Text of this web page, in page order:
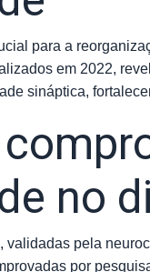
para a
em 2022,
sináptica,
no
, validadas pela
por